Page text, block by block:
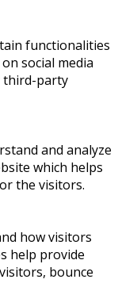
functionalities
social media
third-party
and analyze
which helps
the visitors.
how visitors
help provide
bounce